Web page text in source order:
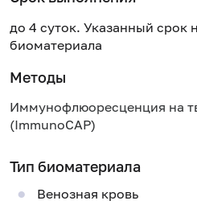
до 4 суток. Указанный срок
биоматериала
Методы
Иммунофлюоресценция на
(ImmunoCAP)
Тип биоматериала
Венозная кровь